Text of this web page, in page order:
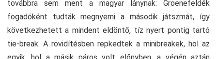
továbbra sem ment a magyar lánynak: Groenefeldék
fogadóként tudták megnyerni a második játszmát, így
következhetett a mindent eldöntő, tíz nyert pontig tartó
tie-break. A rövidítésben repkedtek a minibreakek, hol az